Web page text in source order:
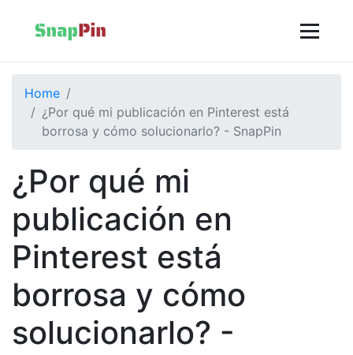
Home
¿Por qué mi publicación en Pinterest está
borrosa y cómo solucionarlo? - SnapPin
¿Por qué mi
publicación en
Pinterest está
borrosa y cómo
solucionarlo? -